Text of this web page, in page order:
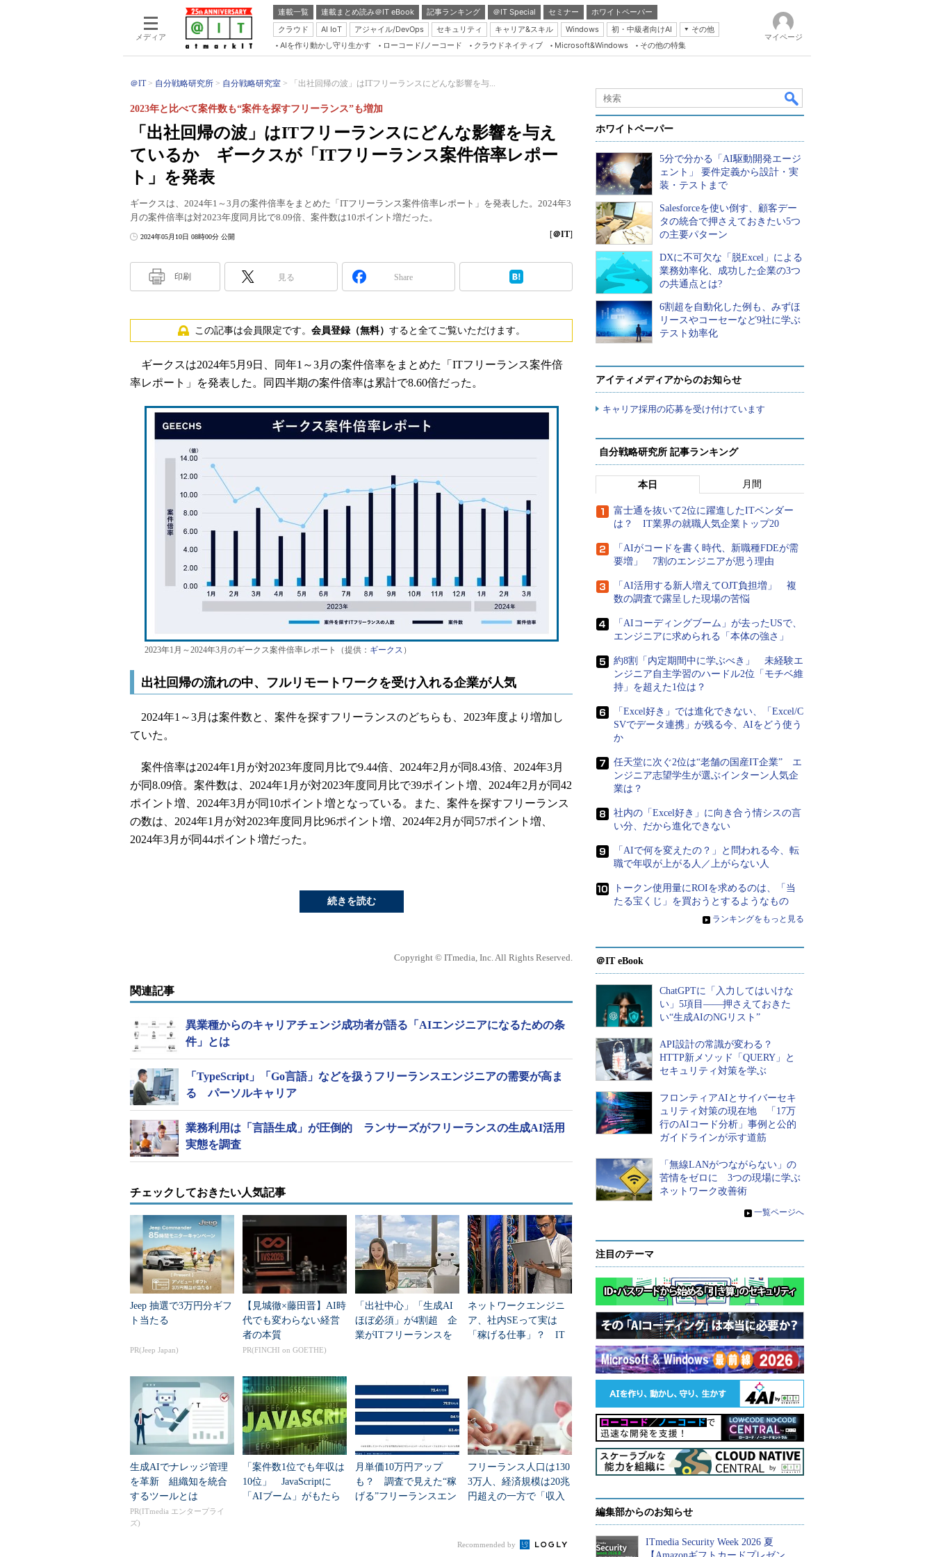
メディア
連載一覧 連載まとめ読み＠IT eBook 記事ランキング ＠IT Special セミナー
ホワイトペーパー
クラウド
AI IoT アジャイル/DevOps セキュリティ キャリア&スキル Windows 初・中級者向けAI
その他
Server & Storage
Java Agile
Database Expert
Master of IP Network
Security & Trust
AIを作り動かし守り生かす ローコード/ノーコード クラウドネイティブ Microsoft&Windows その他の特集
マイページ
＠IT 自分戦略研究所 自分戦略研究室 「出社回帰の波」はITフリーランスにどんな影響を与...
「出社回帰の波」はITフリーランスにどんな影響を与え
ているか ギークスが「ITフリーランス案件倍率レポー
ト」を発表
2023年と比べて案件数も“案件を探すフリーランス”も増加
ギークスは、2024年1～3月の案件倍率をまとめた「ITフリーランス案件倍率レポート」を発表した。2024年3
月の案件倍率は対2023年度同月比で8.09倍、案件数は10ポイント増だった。
2024年05月10日 08時00分 公開 [＠IT]
印刷 見る Share
この記事は会員限定です。 会員登録（無料） すると全てご覧いただけます。
ギークスは2024年5月9日、同年1～3月の案件倍率をまとめた「ITフリーランス案件倍
率レポート」を発表した。同四半期の案件倍率は累計で8.60倍だった。
2023年1月～2024年3月のギークス案件倍率レポート（提供： ギークス ）
出社回帰の流れの中、フルリモートワークを受け入れる企業が人気
2024年1～3月は案件数と、案件を探すフリーランスのどちらも、2023年度より増加し
ていた。
案件倍率は2024年1月が対2023年度同月比で9.44倍、2024年2月が同8.43倍、2024年3月
が同8.09倍。案件数は、2024年1月が対2023年度同月比で39ポイント増、2024年2月が同42
ポイント増、2024年3月が同10ポイント増となっている。また、案件を探すフリーランス
の数は、2024年1月が対2023年度同月比96ポイント増、2024年2月が同57ポイント増、
2024年3月が同44ポイント増だった。
続きを読む
Copyright © ITmedia, Inc. All Rights Reserved.
関連記事
異業種からのキャリアチェンジ成功者が語る「AIエンジニアになるための条
件」とは
「TypeScript」「Go言語」などを扱うフリーランスエンジニアの需要が高ま
る パーソルキャリア
業務利用は「言語生成」が圧倒的 ランサーズがフリーランスの生成AI活用
実態を調査
チェックしておきたい人気記事
Jeep 抽選で3万円分ギフ
ト当たる
PR(Jeep Japan)
【見城徹×藤田晋】AI時
代でも変わらない経営
者の本質
PR(FINCHI on GOETHE)
「出社中心」「生成AI
ほぼ必須」が4割超 企
業がITフリーランスを
ネットワークエンジニ
ア、社内SEって実は
「稼げる仕事」？ IT
生成AIでナレッジ管理
を革新 組織知を統合
するツールとは
PR(ITmedia エンタープライ
ズ)
「案件数1位でも年収は
10位」 JavaScriptに
「AIブーム」がもたら
月単価10万円アップ
も？ 調査で見えた“稼
げる”フリーランスエン
フリーランス人口は130
3万人、経済規模は20兆
円超えの一方で「収入
Recommended by
ホワイトペーパー
5分で分かる「AI駆動開発エージ
ェント」 要件定義から設計・実
装・テストまで
Salesforceを使い倒す、顧客デー
タの統合で押さえておきたい5つ
の主要パターン
DXに不可欠な「脱Excel」による
業務効率化、成功した企業の3つ
の共通点とは?
6割超を自動化した例も、みずほ
リースやコーセーなど9社に学ぶ
テスト効率化
アイティメディアからのお知らせ
キャリア採用の応募を受け付けています
自分戦略研究所 記事ランキング
本日 月間
富士通を抜いて2位に躍進したITベンダー
は？ IT業界の就職人気企業トップ20
「AIがコードを書く時代、新職種FDEが需
要増」 7割のエンジニアが思う理由
「AI活用する新人増えてOJT負担増」 複
数の調査で露呈した現場の苦悩
「AIコーディングブーム」が去ったUSで、
エンジニアに求められる「本体の強さ」
約8割「内定期間中に学ぶべき」 未経験エ
ンジニア自主学習のハードル2位「モチベ維
持」を超えた1位は？
「Excel好き」では進化できない、「Excel/C
SVでデータ連携」が残る今、AIをどう使う
か
任天堂に次ぐ2位は“老舗の国産IT企業” エ
ンジニア志望学生が選ぶインターン人気企
業は？
社内の「Excel好き」に向き合う情シスの言
い分、だから進化できない
「AIで何を変えたの？」と問われる今、転
職で年収が上がる人／上がらない人
トークン使用量にROIを求めるのは、「当
たる宝くじ」を買おうとするようなもの
» ランキングをもっと見る
＠IT eBook
ChatGPTに「入力してはいけな
い」5項目――押さえておきた
い“生成AIのNGリスト”
API設計の常識が変わる？
HTTP新メソッド「QUERY」と
セキュリティ対策を学ぶ
フロンティアAIとサイバーセキ
ュリティ対策の現在地 「17万
行のAIコード分析」事例と公的
ガイドラインが示す道筋
「無線LANがつながらない」の
苦情をゼロに 3つの現場に学ぶ
ネットワーク改善術
» 一覧ページへ
注目のテーマ
編集部からのお知らせ
ITmedia Security Week 2026 夏